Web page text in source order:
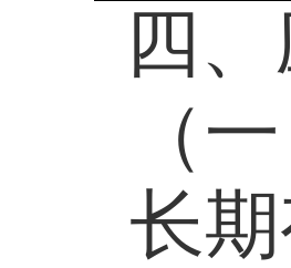
四
（
长